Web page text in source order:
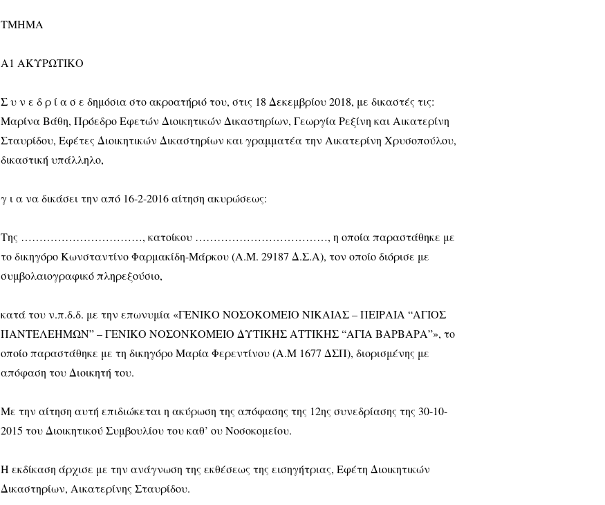
ΤΜΗΜΑ
Α1 ΑΚΥΡΩΤΙΚΟ
Σ υ ν ε δ ρ ί α σ ε δημόσια στο ακροατήριό του, στις 18 Δεκεμβρίου 2018, με δικαστές τις:
Μαρίνα Βάθη, Πρόεδρο Εφετών Διοικητικών Δικαστηρίων, Γεωργία Ρεξίνη και Αικατερίνη
Σταυρίδου, Εφέτες Διοικητικών Δικαστηρίων και γραμματέα την Αικατερίνη Χρυσοπούλου,
δικαστική υπάλληλο,
γ ι α να δικάσει την από 16-2-2016 αίτηση ακυρώσεως:
Της ……………………………, κατοίκου ………………………………, η οποία παραστάθηκε με
το δικηγόρο Κωνσταντίνο Φαρμακίδη-Μάρκου (Α.Μ. 29187 Δ.Σ.Α), τον οποίο διόρισε με
συμβολαιογραφικό πληρεξούσιο,
κατά του ν.π.δ.δ. με την επωνυμία «ΓΕΝΙΚΟ ΝΟΣΟΚΟΜΕΙΟ ΝΙΚΑΙΑΣ – ΠΕΙΡΑΙΑ “ΑΓΙΟΣ
ΠΑΝΤΕΛΕΗΜΩΝ” – ΓΕΝΙΚΟ ΝΟΣΟΝΚΟΜΕΙΟ ΔΥΤΙΚΗΣ ΑΤΤΙΚΗΣ “ΑΓΙΑ ΒΑΡΒΑΡΑ”», το
οποίο παραστάθηκε με τη δικηγόρο Μαρία Φερεντίνου (Α.Μ 1677 ΔΣΠ), διορισμένης με
απόφαση του Διοικητή του.
Με την αίτηση αυτή επιδιώκεται η ακύρωση της απόφασης της 12ης συνεδρίασης της 30-10-
2015 του Διοικητικού Συμβουλίου του καθ’ ου Νοσοκομείου.
Η εκδίκαση άρχισε με την ανάγνωση της εκθέσεως της εισηγήτριας, Εφέτη Διοικητικών
Δικαστηρίων, Αικατερίνης Σταυρίδου.